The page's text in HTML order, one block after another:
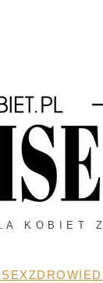
KOBIET
ZDROWIE